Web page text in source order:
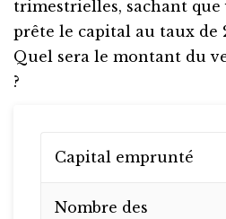
trimestrielles, sachant
prête le capital au taux de
Quel sera le montant du
?
Capital emprunté
Nombre des